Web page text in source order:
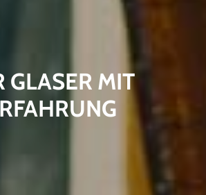
GLASER MIT